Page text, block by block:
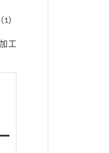
（1）
工